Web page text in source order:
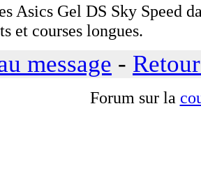
Asics Gel DS Sky Speed
et courses longues.
message -
Forum sur la